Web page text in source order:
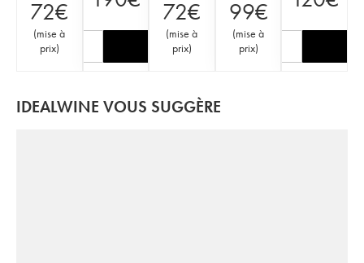
72€
(mise à
prix)
72€
(mise à
prix)
99€
(mise à
prix)
IDEALWINE VOUS SUGGÈRE